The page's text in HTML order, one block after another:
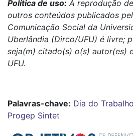
Política de uso: A reprodução
outros conteúdos publicados
Comunicação Social da
Uberlândia (Dirco/UFU) é livre;
seja(m) citado(s) o(s) autor(es)
UFU.
Palavras-chave: Dia do Trabalho
Progep Sintet